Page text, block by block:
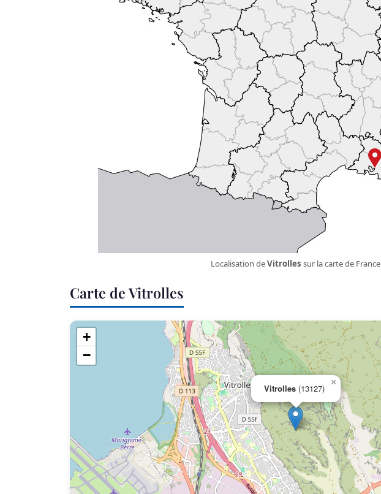
Localisation deVitrolles sur la carte de France
Carte de Vitrolles
Vitrolles (13127)
×
+
−